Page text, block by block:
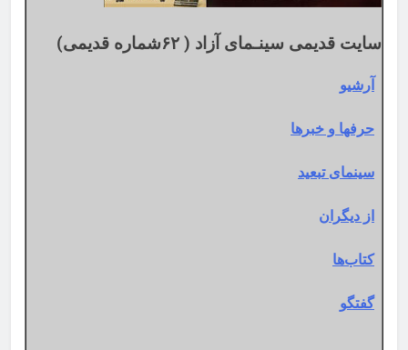
سایت قدیمی سینـمای آزاد ( ۶۲شماره قدیمی)
آرشیو
حرفها و خبرها
سینمای تبعید
از دیگران
کتاب‌ها
گفتگو